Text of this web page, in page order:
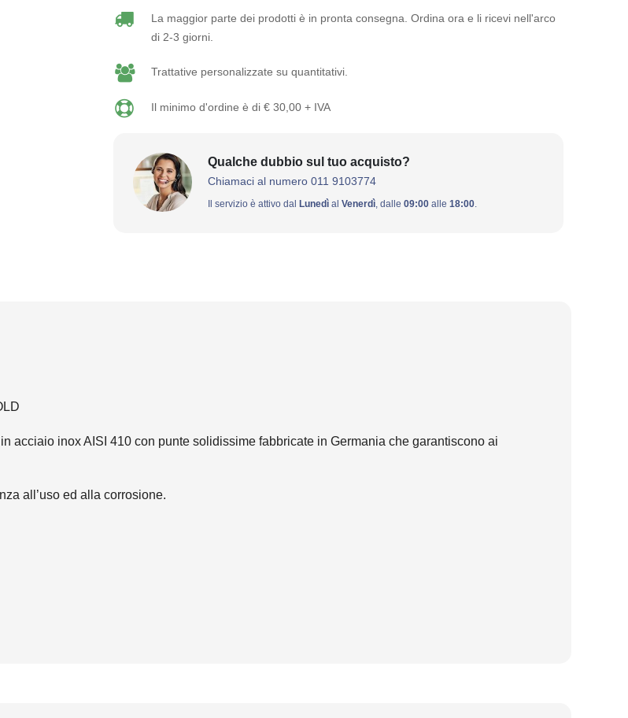
La maggior parte dei prodotti è in pronta consegna. Ordina ora e li ricevi nell'arco
di 2-3 giorni.
Trattative personalizzate su quantitativi.
Il minimo d'ordine è di € 30,00 + IVA
Qualche dubbio sul tuo acquisto?
Chiamaci al numero 011 9103774
Il servizio è attivo dal Lunedìal Venerdì, dalle 09:00alle 18:00.
acciaio inox AISI 410 con punte solidissime fabbricate in Germania che garantiscono ai
all’uso ed alla corrosione.